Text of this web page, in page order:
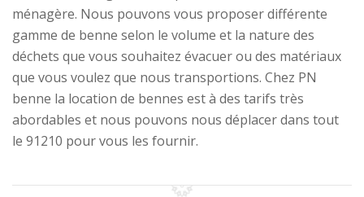
ménagère. Nous pouvons vous proposer différente
gamme de benne selon le volume et la nature des
déchets que vous souhaitez évacuer ou des matériaux
que vous voulez que nous transportions. Chez PN
benne la location de bennes est à des tarifs très
abordables et nous pouvons nous déplacer dans tout
le 91210 pour vous les fournir.